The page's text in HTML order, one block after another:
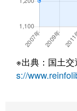
南明大寺町
南明大寺町
明大寺町
※出典：国土
s://